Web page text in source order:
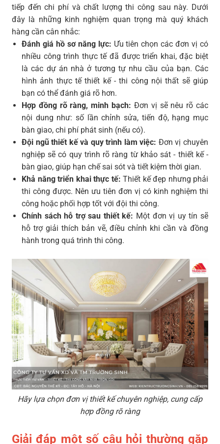
tiếp đến chi phí và chất lượng thi công sau này. Dưới
đây là những kinh nghiệm quan trọng mà quý khách
hàng cần cân nhắc:
Đánh giá hồ sơ năng lực: Ưu tiên chọn các đơn vị có
nhiều công trình thực tế đã được triển khai, đặc biệt
là các dự án nhà ở tương tự nhu cầu của bạn. Các
hình ảnh thực tế thiết kế - thi công nội thất sẽ giúp
bạn có thể đánh giá rõ hơn.
Hợp đồng rõ ràng, minh bạch: Đơn vị sẽ nêu rõ các
nội dung như: số lần chỉnh sửa, tiến độ, hạng mục
bàn giao, chi phí phát sinh (nếu có).
Đội ngũ thiết kế và quy trình làm việc: Đơn vị chuyên
nghiệp sẽ có quy trình rõ ràng từ khảo sát - thiết kế -
bàn giao, giúp hạn chế sai sót và tiết kiệm thời gian.
Khả năng triển khai thực tế: Thiết kế đẹp nhưng phải
thi công được. Nên ưu tiên đơn vị có kinh nghiệm thi
công hoặc phối hợp tốt với đội thi công.
Chính sách hỗ trợ sau thiết kế: Một đơn vị uy tín sẽ
hỗ trợ giải thích bản vẽ, điều chỉnh khi cần và đồng
hành trong quá trình thi công.
Hãy lựa chọn đơn vị thiết kế chuyên nghiệp, cung cấp
hợp đồng rõ ràng
Giải đáp một số câu hỏi thường gặp